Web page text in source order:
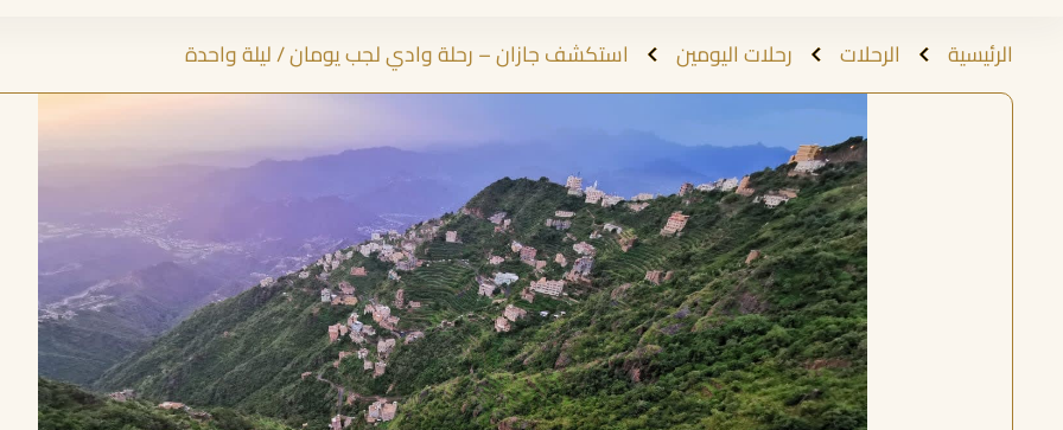
الرئيسية الرحلات رحلات اليومين استكشف جازان – رحلة وادي لجب يومان / ليلة واحدة